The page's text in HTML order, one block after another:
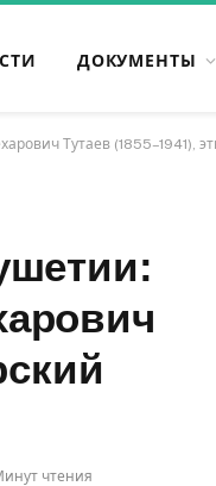
ДОКУМЕНТЫ
Тутаев (1855–1941),
чтения